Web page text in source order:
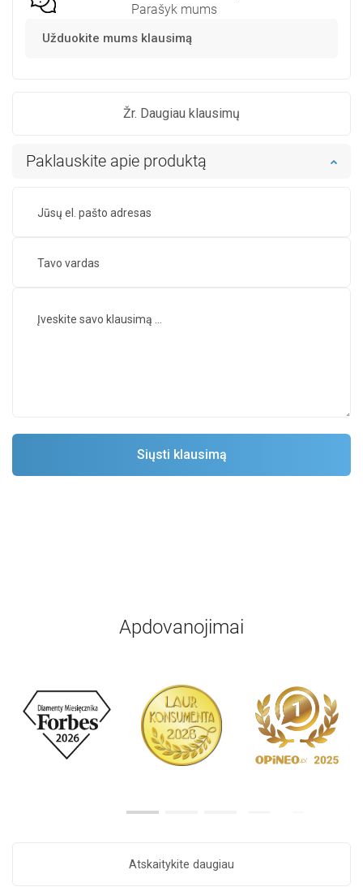
Parašyk mums
Užduokite mums klausimą
Žr. Daugiau klausimų
Paklauskite apie produktą
Apdovanojimai
Atskaitykite daugiau